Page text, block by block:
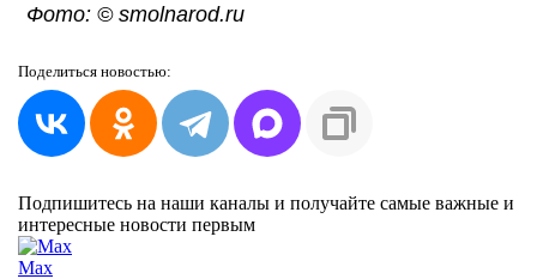
Фото: © smolnarod.ru
Поделиться новостью:
Подпишитесь на наши каналы и получайте самые важные и
интересные новости первым
Max